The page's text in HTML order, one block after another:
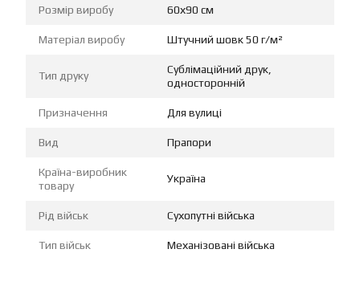
Розмір виробу 60х90 см
Матеріал виробу Штучний шовк 50 г/м²
Тип друку
Сублімаційний друк,
односторонній
Призначення Для вулиці
Вид Прапори
Країна-виробник
товару
Україна
Рід військ Сухопутні війська
Тип військ Механізовані війська